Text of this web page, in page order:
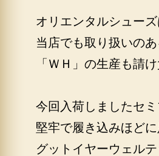
オリエンタルシューズ
当店でも取り扱いの
「ＷＨ」の生産も請
今回入荷しましたセ
堅牢で履き込みほど
グットイヤーウェル